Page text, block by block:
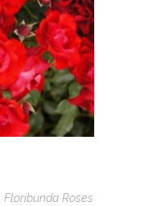
Floribunda Roses